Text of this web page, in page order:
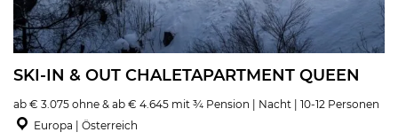
SKI-IN & OUT CHALETAPARTMENT QUEEN
ab € 3.075 ohne & ab € 4.645 mit ¾ Pension | Nacht | 10-12 Personen
Europa | Österreich